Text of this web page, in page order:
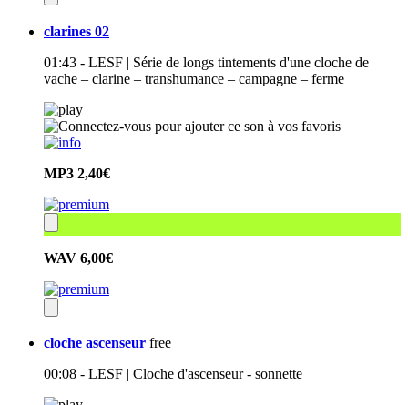
clarines 02
01:43 - LESF | Série de longs tintements d'une cloche de
vache – clarine – transhumance – campagne – ferme
MP3 2,40€
WAV 6,00€
cloche ascenseur free
00:08 - LESF | Cloche d'ascenseur - sonnette